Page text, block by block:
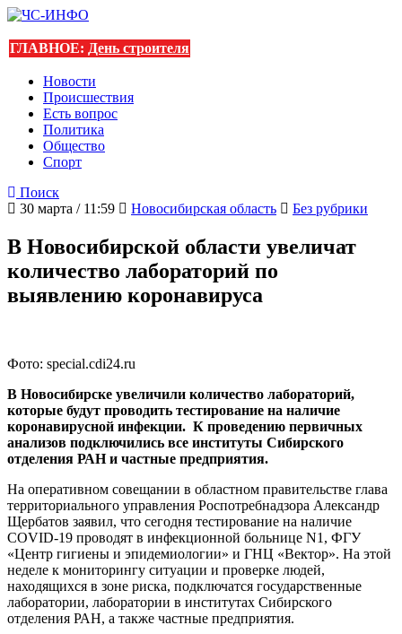
ГЛАВНОЕ: День строителя
Новости
Происшествия
Есть вопрос
Политика
Общество
Спорт
Поиск
30 марта / 11:59
Новосибирская область Без рубрики
В Новосибирской области увеличат
количество лабораторий по
выявлению коронавируса
Фото: special.cdi24.ru
В Новосибирске увеличили количество лабораторий,
которые будут проводить тестирование на наличие
коронавирусной инфекции. К проведению первичных
анализов подключились все институты Сибирского
отделения РАН и частные предприятия.
На оперативном совещании в областном правительстве глава
территориального управления Роспотребнадзора Александр
Щербатов заявил, что сегодня тестирование на наличие
COVID-19 проводят в инфекционной больнице N1, ФГУ
«Центр гигиены и эпидемиологии» и ГНЦ «Вектор». На этой
неделе к мониторингу ситуации и проверке людей,
находящихся в зоне риска, подключатся государственные
лаборатории, лаборатории в институтах Сибирского
отделения РАН, а также частные предприятия.